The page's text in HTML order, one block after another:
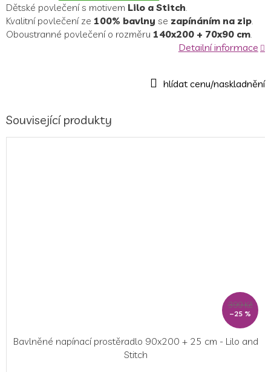
Dětské povlečení s motivem Lilo a Stitch
Kvalitní povlečení ze 100% bavlny se zapínáním na zip
Oboustranné povlečení o rozměru 140x200 + 70x90 cm
Detailní informace
Související produkty
399 Kč
–25 %
Bavlněné napínací prostěradlo 90x200 + 25 cm - Lilo and
Stitch